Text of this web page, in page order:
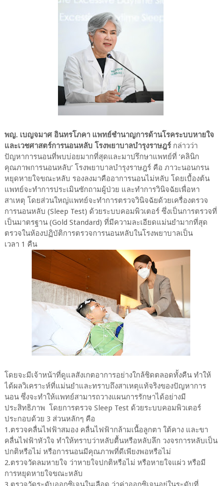
พญ. เบญจมาศ อินทรโภคา แพทย์ชำนาญการด้านโรคระบบหายใจ
และเวชศาสตร์การนอนหลับ โรงพยาบาลบำรุงราษฎร์กล่าวว่า
ปัญหาการนอนที่พบบ่อยมากที่สุดและมาปรึกษาแพทย์ที่ ‘คลินิก
คุณภาพการนอนหลับ’ โรงพยาบาลบำรุงราษฎร์ คือ ภาวะนอนกรน
หยุดหายใจขณะหลับ รองลงมาคืออาการนอนไม่หลับ โดยเบื้องต้น
แพทย์จะทำการประเมินซักถามผู้ป่วย และทำการวินิจฉัยเพื่อหา
สาเหตุ โดยส่วนใหญ่แพทย์จะทำการตรวจวินิจฉัยด้วยเครื่องตรวจ
การนอนหลับ (Sleep Test) ด้วยระบบคอมพิวเตอร์ ซึ่งเป็นการตรวจที่
เป็นมาตรฐาน (Gold Standard) ที่มีความละเอียดแม่นยำมากที่สุด
ตรวจในห้องปฏิบัติการตรวจการนอนหลับในโรงพยาบาลเป็น
เวลา 1 คืน
โดยจะมีเจ้าหน้าที่ดูแลสังเกตอาการอย่างใกล้ชิดตลอดทั้งคืน ทำให้
ได้ผลวิเคราะห์ที่แม่นยำและทราบถึงสาเหตุแท้จริงของปัญหาการ
นอน ซึ่งจะทำให้แพทย์สามารถวางแผนการรักษาได้อย่างมี
ประสิทธิภาพ โดยการตรวจ Sleep Test ด้วยระบบคอมพิวเตอร์
ประกอบด้วย 3 ส่วนหลักๆ คือ
1.ตรวจคลื่นไฟฟ้าสมอง คลื่นไฟฟ้ากล้ามเนื้อลูกตา ใต้คาง และขา
คลื่นไฟฟ้าหัวใจ ทำให้ทราบว่าหลับตื้นหรือหลับลึก วงจรการหลับเป็น
ปกติหรือไม่ หรือการนอนมีคุณภาพที่ดีเพียงพอหรือไม่
2.ตรวจวัดลมหายใจ ว่าหายใจปกติหรือไม่ หรือหายใจแผ่ว หรือมี
การหยุดหายใจขณะหลับ